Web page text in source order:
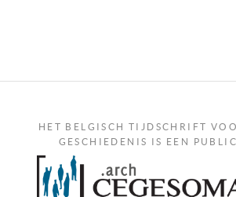
HET BELGISCH TIJDSCHRIFT
GESCHIEDENIS IS EEN